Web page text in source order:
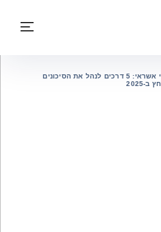
סמנכ"לי כספים, מנהלי אשראי: 5 דרכים לנהל את הסיכונים
2025